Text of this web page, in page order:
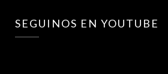
SEGUINOS EN YOUTUBE